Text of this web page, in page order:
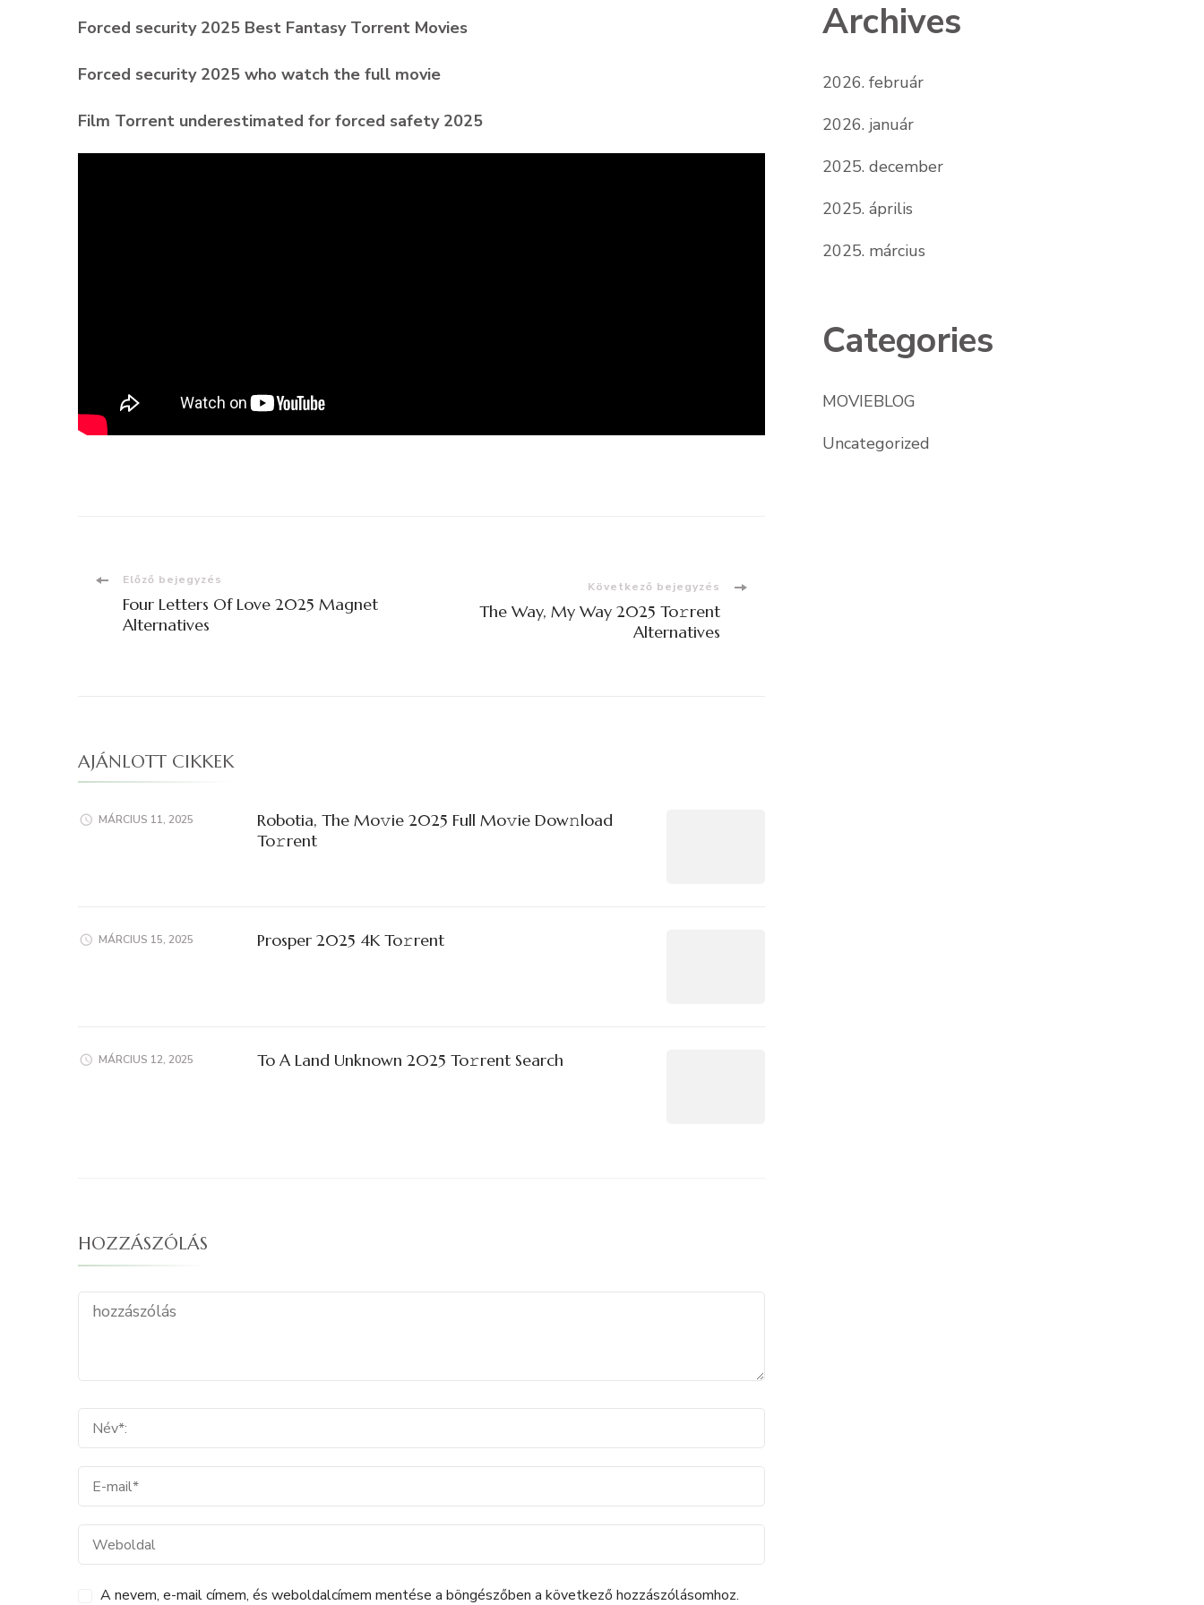
Forced security 2025 Best Fantasy Torrent Movies
Forced security 2025 who watch the full movie
Film Torrent underestimated for forced safety 2025
Bejegyzések
navigációja
Előző bejegyzés
Four Letters Of Love 2025 Magnet
Alternatives
Következő bejegyzés
The Way, My Way 2025 To𝚛rent
Alternatives
AJÁNLOTT CIKKEK
MÁRCIUS 11, 2025
Robotia, The Mo𝚟ie 2025 Full Mo𝚟ie Dow𝚗load
To𝚛rent
MÁRCIUS 15, 2025 Prosper 2025 4K To𝚛rent
MÁRCIUS 12, 2025 To A Land Unknown 2025 To𝚛rent Search
HOZZÁSZÓLÁS
A nevem, e-mail címem, és weboldalcímem mentése a böngészőben a következő hozzászólásomhoz.
Archives
2026. február
2026. január
2025. december
2025. április
2025. március
Categories
MOVIEBLOG
Uncategorized